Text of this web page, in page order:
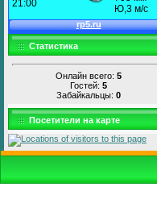
Статистика
Онлайн всего: 5
Гостей: 5
Забайкальцы: 0
Посетители на карте